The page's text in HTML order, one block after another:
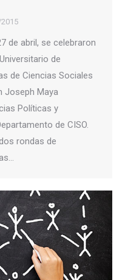
de abril, se celebraron
de
de Ciencias Sociales
Joseph Maya
Políticas y
de CISO.
rondas de